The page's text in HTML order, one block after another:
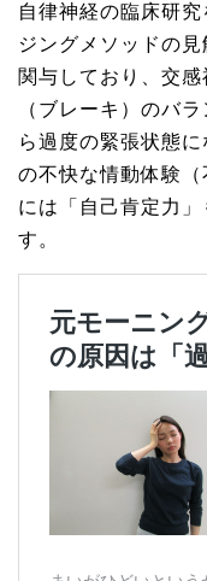
自律神経の臨床研
ジングメソッドの
関与しており、交
（ブレーキ）のバ
ら過度の緊張状態
の不快な情動体験
には「自己肯定力
す。